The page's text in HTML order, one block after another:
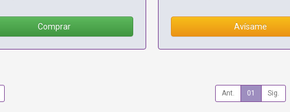
Comprar Avísame
Ant. 01 Sig.